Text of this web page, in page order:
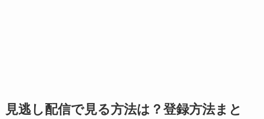
見逃し配信で見る方法は？登録方法まと